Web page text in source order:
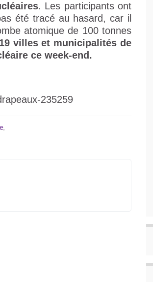
. Les participants ont
été tracé au hasard, car il
atomique de 100 tonnes
19 villes et municipalités de
ce week-end.
235259
,